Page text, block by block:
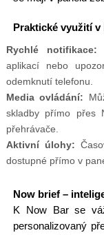
Praktické využití
Rychlé notifikace:
aplikací nebo
odemknutí telefonu.
Media ovládání:
skladby přímo přes
přehrávače.
Aktivní úlohy:
dostupné přímo v
Now brief –
K Now Bar se
personalizovaný